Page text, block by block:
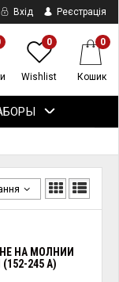
Вхід Реєстрація
0
Wishlist
0
Кошик
НА МОЛНИИ
(152-245 А)